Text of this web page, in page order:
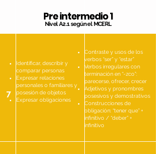
7
Identificar, describir y
comparar personas
Expresar relaciones
personales o familiares y
posesión de objetos
Expresar obligaciones
Contraste y usos de los
verbos “ser” y “estar”
Verbos irregulares con
terminación en “-zco”:
parecerse, ofrecer, crecer
Adjetivos y pronombres
posesivos y demostrativos
Construcciones de
obligación: “tener que” +
infinitivo / “deber” +
infinitivo
Pre intermedio 1
Nivel A2.1 según el MCERL